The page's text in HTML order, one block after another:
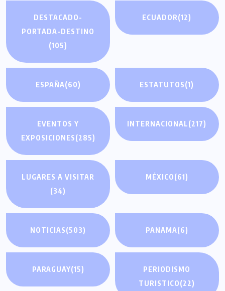
DESTACADO-
PORTADA-DESTINO
(105)
ECUADOR(12)
ESPAÑA(60) ESTATUTOS(1)
EVENTOS Y
EXPOSICIONES(285)
INTERNACIONAL(217)
LUGARES A VISITAR
(34)
MÉXICO(61)
NOTICIAS(503) PANAMA(6)
PARAGUAY(15)
PERIODISMO
TURISTICO(22)